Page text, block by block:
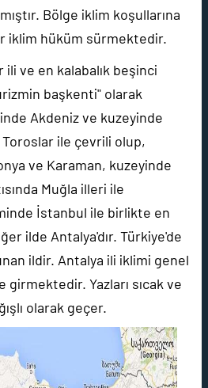
Bölge iklim koşullarına
iklim hüküm sürmektedir.
ve en kalabalık beşinci
başkenti" olarak
Akdeniz ve kuzeyinde
ile çevrili olup,
ve Karaman, kuzeyinde
Muğla illeri ile
İstanbul ile birlikte en
ilde Antalya'dır. Türkiye'de
ildir. Antalya ili iklimi genel
Yazları sıcak ve
olarak geçer.